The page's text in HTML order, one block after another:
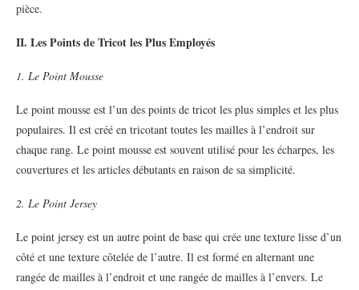
pièce.
II. Les Points de Tricot les Plus Employés
1. Le Point Mousse
Le point mousse est l’un des points de tricot les plus simples et les plus
populaires. Il est créé en tricotant toutes les mailles à l’endroit sur
chaque rang. Le point mousse est souvent utilisé pour les écharpes, les
couvertures et les articles débutants en raison de sa simplicité.
2. Le Point Jersey
Le point jersey est un autre point de base qui crée une texture lisse d’un
côté et une texture côtelée de l’autre. Il est formé en alternant une
rangée de mailles à l’endroit et une rangée de mailles à l’envers. Le